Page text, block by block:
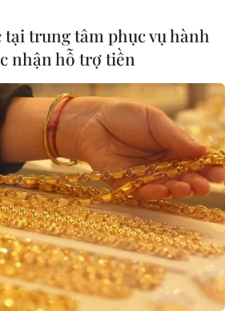
#Hiệp định Paris
#Rác thải nhựa
#Khí phát thải
tại trung tâm phục vụ hành
nhận hỗ trợ tiền